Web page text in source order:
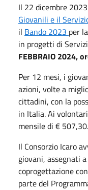
Il 22 dicembre
Giovanili e il
il Bando 2023 per
in progetti di
FEBBRAIO 2024,
Per 12 mesi, i
azioni, volte a
cittadini, con la
in Italia. Ai
mensile di € 507,30.
Il Consorzio Icaro
giovani, assegnati
coprogettazione con
parte del